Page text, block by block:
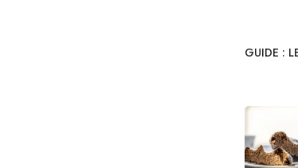
GUIDE :